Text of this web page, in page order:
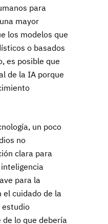
para
mayor
los modelos que
o basados
es posible que
de la IA porque
un poco
no
clara para
para la
el cuidado de la
estudio
lo que debería